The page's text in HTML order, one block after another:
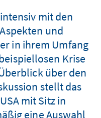
mit den
und
in ihrem Umfang
Krise
über den
stellt das
mit Sitz in
eine Auswahl